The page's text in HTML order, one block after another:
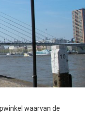
waarvan de